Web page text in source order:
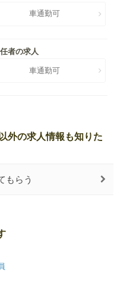
車通勤可
者の求人
車通勤可
以外の求人情報も知りた
もらう